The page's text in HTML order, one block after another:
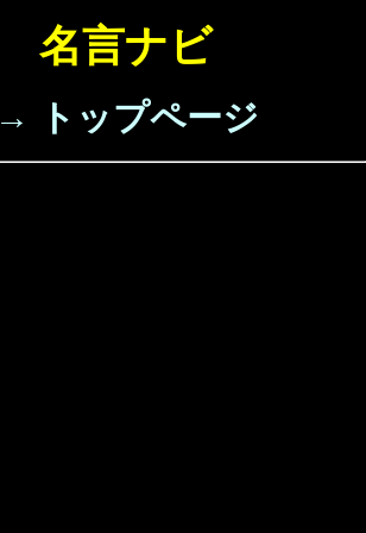
名言ナビ
→ トップページ